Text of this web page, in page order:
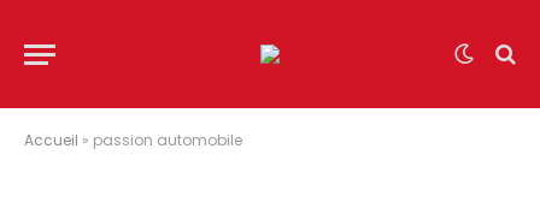
Accueil » passion automobile